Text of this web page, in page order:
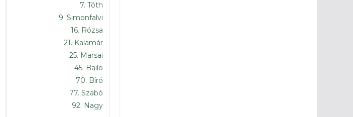
7. Tóth
9. Simonfalvi
16. Rózsa
21. Kalamár
25. Marsai
45. Bailo
70. Bíró
77. Szabó
92. Nagy